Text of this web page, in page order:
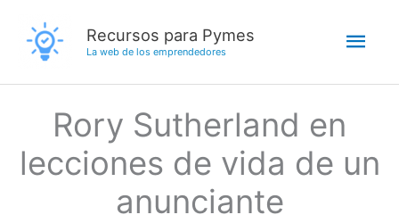
contenido
Recursos para Pymes
La web de los emprendedores
Rory Sutherland en
lecciones de vida de un
anunciante